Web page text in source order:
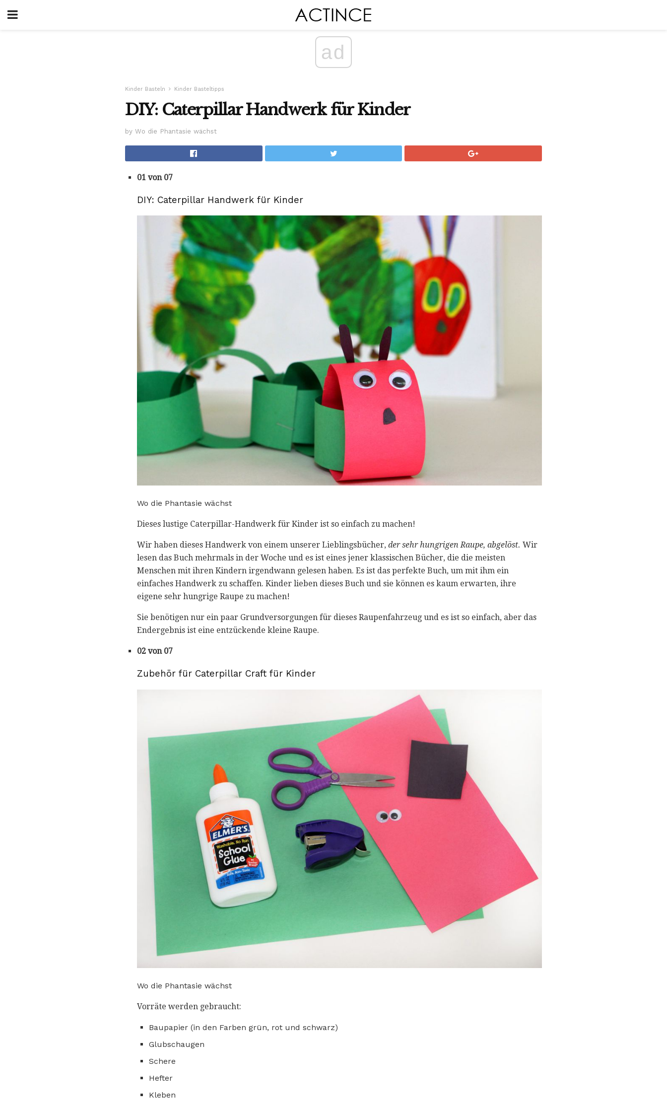
ad
Kinder Basteln Kinder Basteltipps
DIY: Caterpillar Handwerk für Kinder
by Wo die Phantasie wächst
01 von 07
DIY: Caterpillar Handwerk für Kinder
Wo die Phantasie wächst
Dieses lustige Caterpillar-Handwerk für Kinder ist so einfach zu machen!
Wir haben dieses Handwerk von einem unserer Lieblingsbücher, der sehr hungrigen Raupe, abgelöst. Wir
lesen das Buch mehrmals in der Woche und es ist eines jener klassischen Bücher, die die meisten
Menschen mit ihren Kindern irgendwann gelesen haben. Es ist das perfekte Buch, um mit ihm ein
einfaches Handwerk zu schaffen. Kinder lieben dieses Buch und sie können es kaum erwarten, ihre
eigene sehr hungrige Raupe zu machen!
Sie benötigen nur ein paar Grundversorgungen für dieses Raupenfahrzeug und es ist so einfach, aber das
Endergebnis ist eine entzückende kleine Raupe.
02 von 07
Zubehör für Caterpillar Craft für Kinder
Wo die Phantasie wächst
Vorräte werden gebraucht:
Baupapier (in den Farben grün, rot und schwarz)
Glubschaugen
Schere
Hefter
Kleben